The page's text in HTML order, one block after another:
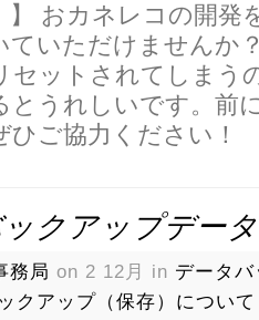
】 おカネレコの開発
ていただけませんか
セットされてしまう
とうれしいです。前
ご協力ください！
クアップデー
務局 on 2 12月 in データ
クアップ（保存）について